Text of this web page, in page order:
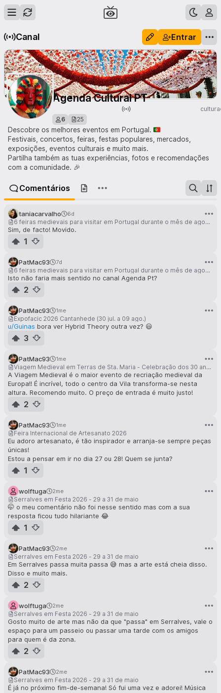
Canal Entrar
Agenda Cultural PT
6
25
Descobre os melhores eventos em Portugal. 🇵🇹
Festivais, concertos, feiras, festas populares, mercados,
exposições, eventos culturais e muito mais.
Partilha também as tuas experiências, fotos e recomendações
com a comunidade. 🎉
Comentários
taniacarvalho 6d
6 feiras medievais para visitar em Portugal durante o mês de agosto
Sim, de facto! Movido.
1
PatMac93 7d
6 feiras medievais para visitar em Portugal durante o mês de agosto
Isto não faria mais sentido no canal Agenda Pt?
2
PatMac93 1me
Expofacic 2026 Cantanhede (30 jul. a 09 ago.)
u/Guinas bora ver Hybrid Theory outra vez? 😃
3
PatMac93 1me
Viagem Medieval em Terras de Sta. Maria - Celebração dos 30 anos!
A Viagem Medieval é o maior evento de recriação medieval da
Europa!! É incrível, todo o centro da Vila transforma-se nesta
altura. Recomendo muito. O preço de entrada é muito justo!
2
PatMac93 1me
Feira Internacional de Artesanato 2026
Eu adoro artesanato, é tão inspirador e arranja-se sempre peças
únicas!
Estou a pensar em ir no dia 27 ou 28! Quem se junta?
1
wolftuga 2me
Serralves em Festa 2026 - 29 a 31 de maio
🤭 o meu comentário não foi nesse sentido mas com a sua
resposta ficou tudo hilariante 😂
1
PatMac93 2me
Serralves em Festa 2026 - 29 a 31 de maio
Em Serralves passa muita passa 😅 mas a arte está cheia disso.
Disso e muito mais.
2
wolftuga 2me
Serralves em Festa 2026 - 29 a 31 de maio
Gosto muito de arte mas não da que "passa" em Serralves, vale o
espaço para um passeio ou passar uma tarde com os amigos
para quem é da zona.
2
PatMac93 2me
Serralves em Festa 2026 - 29 a 31 de maio
É já no próximo fim-de-semana! Só fui uma vez e adorei! Música